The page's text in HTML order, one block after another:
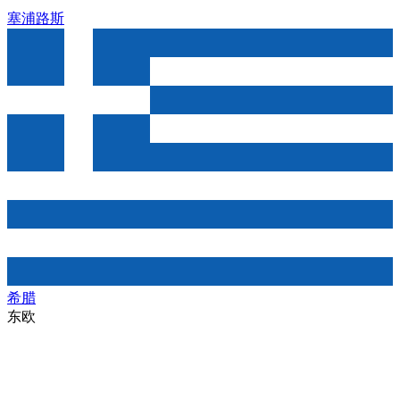
塞浦路斯
希腊
东欧